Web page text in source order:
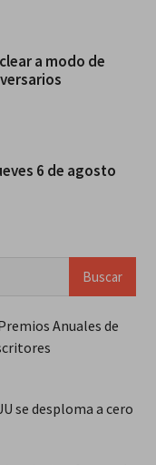
a modo de
6 de agosto
Anuales de
se desploma a cero